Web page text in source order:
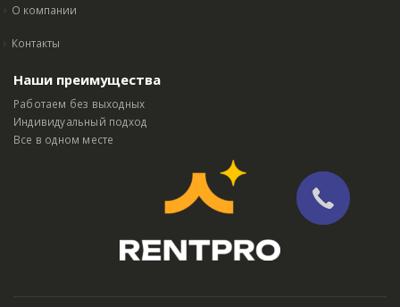
О компании
Контакты
Наши преимущества
Работаем без выходных
Индивидуальный подход
Все в одном месте